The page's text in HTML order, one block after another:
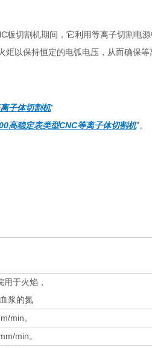
切割机期间，它利用等离子切割电源
以保持恒定的电弧电压，从而确保
子体切割机”
高稳定表类型CNC等离子体切割机”。
于火焰，
浆的氮
min。
min。